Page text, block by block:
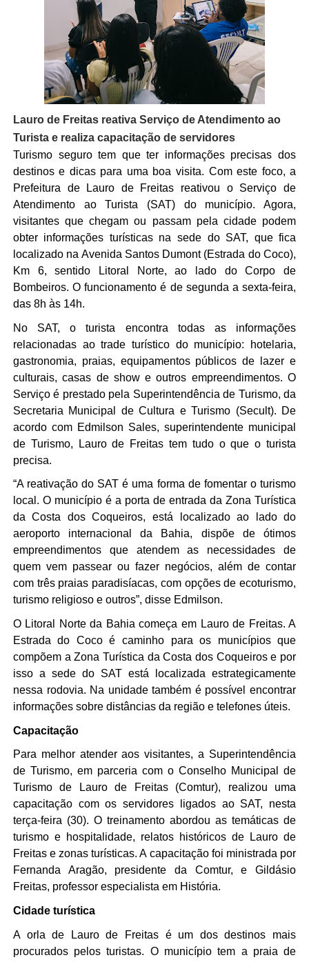
Lauro de Freitas reativa Serviço de Atendimento ao
Turista e realiza capacitação de servidores
Turismo seguro tem que ter informações precisas dos
destinos e dicas para uma boa visita. Com este foco, a
Prefeitura de Lauro de Freitas reativou o Serviço de
Atendimento ao Turista (SAT) do município. Agora,
visitantes que chegam ou passam pela cidade podem
obter informações turísticas na sede do SAT, que fica
localizado na Avenida Santos Dumont (Estrada do Coco),
Km 6, sentido Litoral Norte, ao lado do Corpo de
Bombeiros. O funcionamento é de segunda a sexta-feira,
das 8h às 14h.
No SAT, o turista encontra todas as informações
relacionadas ao trade turístico do município: hotelaria,
gastronomia, praias, equipamentos públicos de lazer e
culturais, casas de show e outros empreendimentos. O
Serviço é prestado pela Superintendência de Turismo, da
Secretaria Municipal de Cultura e Turismo (Secult). De
acordo com Edmilson Sales, superintendente municipal
de Turismo, Lauro de Freitas tem tudo o que o turista
precisa.
“A reativação do SAT é uma forma de fomentar o turismo
local. O município é a porta de entrada da Zona Turística
da Costa dos Coqueiros, está localizado ao lado do
aeroporto internacional da Bahia, dispõe de ótimos
empreendimentos que atendem as necessidades de
quem vem passear ou fazer negócios, além de contar
com três praias paradisíacas, com opções de ecoturismo,
turismo religioso e outros”, disse Edmilson.
O Litoral Norte da Bahia começa em Lauro de Freitas. A
Estrada do Coco é caminho para os municípios que
compõem a Zona Turística da Costa dos Coqueiros e por
isso a sede do SAT está localizada estrategicamente
nessa rodovia. Na unidade também é possível encontrar
informações sobre distâncias da região e telefones úteis.
Capacitação
Para melhor atender aos visitantes, a Superintendência
de Turismo, em parceria com o Conselho Municipal de
Turismo de Lauro de Freitas (Comtur), realizou uma
capacitação com os servidores ligados ao SAT, nesta
terça-feira (30). O treinamento abordou as temáticas de
turismo e hospitalidade, relatos históricos de Lauro de
Freitas e zonas turísticas. A capacitação foi ministrada por
Fernanda Aragão, presidente da Comtur, e Gildásio
Freitas, professor especialista em História.
Cidade turística
A orla de Lauro de Freitas é um dos destinos mais
procurados pelos turistas. O município tem a praia de